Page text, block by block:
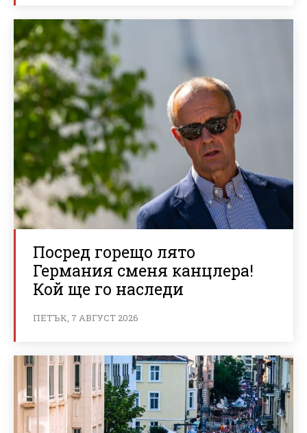
Посред горещо лято
Германия сменя канцлера!
Кой ще го наследи
ПЕТЪК, 7 АВГУСТ 2026